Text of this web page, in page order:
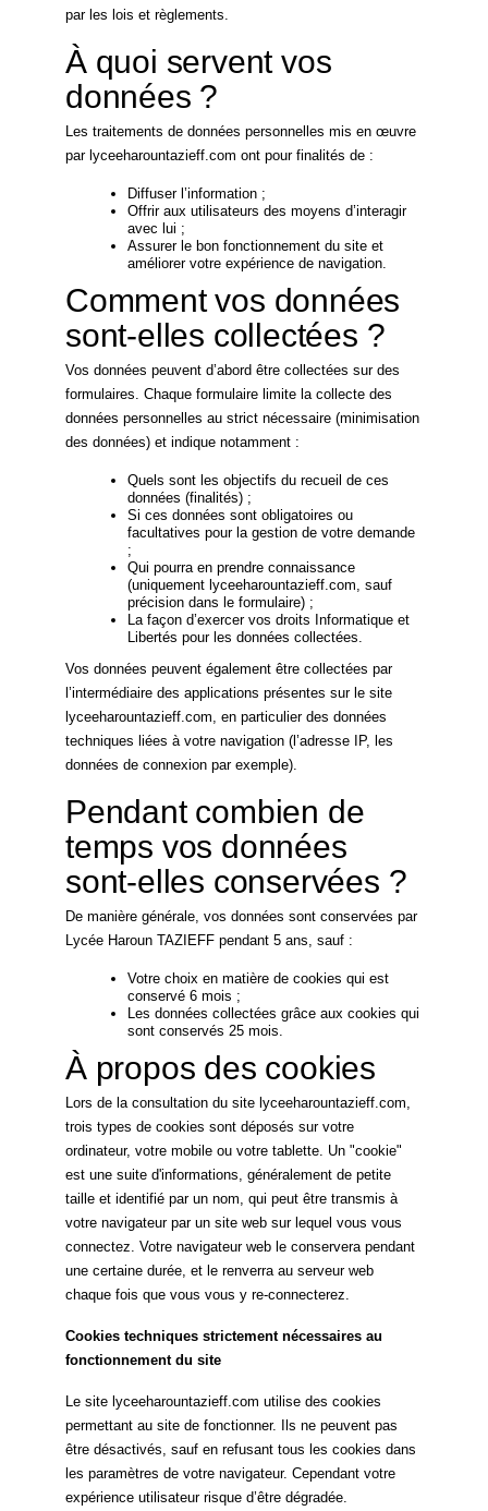
par les lois et règlements.
À quoi servent vos
données ?
Les traitements de données personnelles mis en œuvre
par lyceeharountazieff.com ont pour finalités de :
Diffuser l’information ;
Offrir aux utilisateurs des moyens d’interagir
avec lui ;
Assurer le bon fonctionnement du site et
améliorer votre expérience de navigation.
Comment vos données
sont-elles collectées ?
Vos données peuvent d’abord être collectées sur des
formulaires. Chaque formulaire limite la collecte des
données personnelles au strict nécessaire (minimisation
des données) et indique notamment :
Quels sont les objectifs du recueil de ces
données (finalités) ;
Si ces données sont obligatoires ou
facultatives pour la gestion de votre demande
;
Qui pourra en prendre connaissance
(uniquement lyceeharountazieff.com, sauf
précision dans le formulaire) ;
La façon d’exercer vos droits Informatique et
Libertés pour les données collectées.
Vos données peuvent également être collectées par
l’intermédiaire des applications présentes sur le site
lyceeharountazieff.com, en particulier des données
techniques liées à votre navigation (l’adresse IP, les
données de connexion par exemple).
Pendant combien de
temps vos données
sont-elles conservées ?
De manière générale, vos données sont conservées par
Lycée Haroun TAZIEFF pendant 5 ans, sauf :
Votre choix en matière de cookies qui est
conservé 6 mois ;
Les données collectées grâce aux cookies qui
sont conservés 25 mois.
À propos des cookies
Lors de la consultation du site lyceeharountazieff.com,
trois types de cookies sont déposés sur votre
ordinateur, votre mobile ou votre tablette. Un "cookie"
est une suite d'informations, généralement de petite
taille et identifié par un nom, qui peut être transmis à
votre navigateur par un site web sur lequel vous vous
connectez. Votre navigateur web le conservera pendant
une certaine durée, et le renverra au serveur web
chaque fois que vous vous y re-connecterez.
Cookies techniques strictement nécessaires au
fonctionnement du site
Le site lyceeharountazieff.com utilise des cookies
permettant au site de fonctionner. Ils ne peuvent pas
être désactivés, sauf en refusant tous les cookies dans
les paramètres de votre navigateur. Cependant votre
expérience utilisateur risque d’être dégradée.